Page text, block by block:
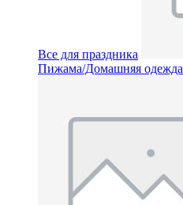
Все для праздника
Пижама/Домашняя одежда